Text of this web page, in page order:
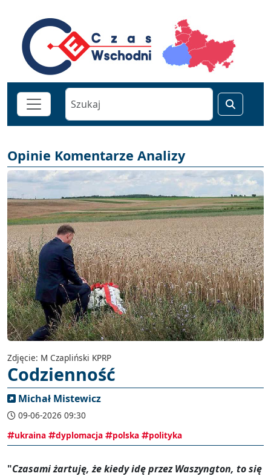
Opinie Komentarze Analizy
Zdjęcie: M Czapliński KPRP
Codzienność
Michał Mistewicz
09-06-2026 09:30
ukraina
dyplomacja polska polityka
"Czasami żartuję, że kiedy idę przez Waszyngton, to się